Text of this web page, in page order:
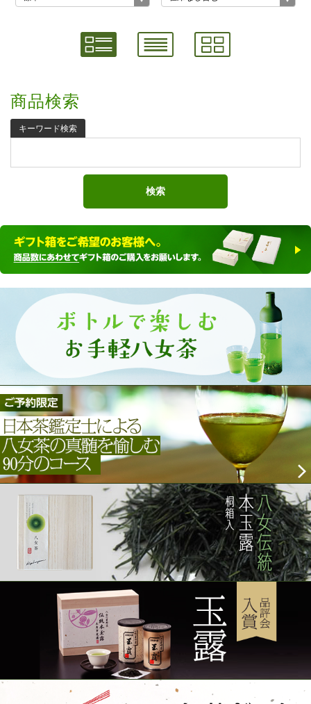
商品検索
キーワード検索